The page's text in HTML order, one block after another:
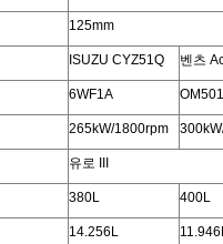
125mm
ISUZU CYZ51Q 벤츠
6WF1A
265kW/1800rpm
유로 III
380L 400L
14.256L